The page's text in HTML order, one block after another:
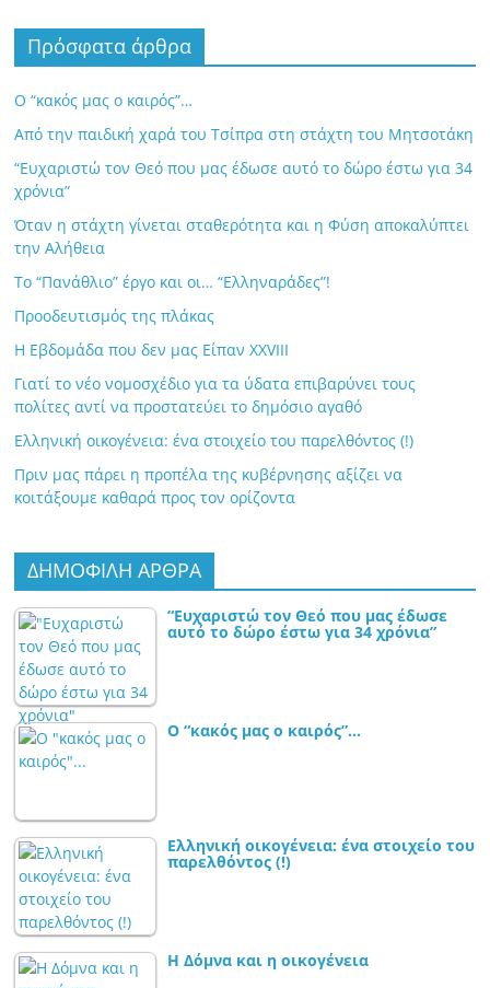
Πρόσφατα άρθρα
Ο “κακός μας ο καιρός”…
Από την παιδική χαρά του Τσίπρα στη στάχτη του Μητσοτάκη
“Ευχαριστώ τον Θεό που μας έδωσε αυτό το δώρο έστω για 34
χρόνια”
Όταν η στάχτη γίνεται σταθερότητα και η Φύση αποκαλύπτει
την Αλήθεια
Το “Πανάθλιο” έργο και οι… “Ελληναράδες”!
Προοδευτισμός της πλάκας
Η Εβδομάδα που δεν μας Είπαν XXVIII
Γιατί το νέο νομοσχέδιο για τα ύδατα επιβαρύνει τους
πολίτες αντί να προστατεύει το δημόσιο αγαθό
Ελληνική οικογένεια: ένα στοιχείο του παρελθόντος (!)
Πριν μας πάρει η προπέλα της κυβέρνησης αξίζει να
κοιτάξουμε καθαρά προς τον ορίζοντα
ΔΗΜΟΦΙΛΗ ΑΡΘΡΑ
“Ευχαριστώ τον Θεό που μας έδωσε
αυτό το δώρο έστω για 34 χρόνια”
Ο “κακός μας ο καιρός”…
Ελληνική οικογένεια: ένα στοιχείο του
παρελθόντος (!)
Η Δόμνα και η οικογένεια